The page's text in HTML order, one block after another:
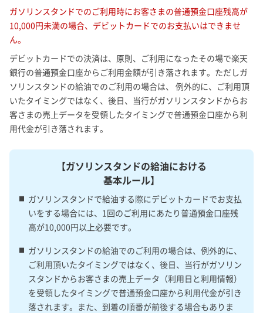
ガソリンスタンドでのご利用時にお客さまの普通預金口座残高が
10,000円未満の場合、デビットカードでのお支払いはできませ
ん。
デビットカードでの決済は、原則、ご利用になったその場で楽天
銀行の普通預金口座からご利用金額が引き落されます。ただしガ
ソリンスタンドの給油でのご利用の場合は、 例外的に、ご利用頂
いたタイミングではなく、後日、当行がガソリンスタンドからお
客さまの売上データを受領したタイミングで普通預金口座から利
用代金が引き落されます。
【ガソリンスタンドの給油における
基本ルール】
ガソリンスタンドで給油する際にデビットカードでお支払
いをする場合には、1回のご利用にあたり普通預金口座残
高が10,000円以上必要です。
ガソリンスタンドの給油でのご利用の場合は、例外的に、
ご利用頂いたタイミングではなく、後日、当行がガソリン
スタンドからお客さまの売上データ（利用日と利用情報）
を受領したタイミングで普通預金口座から利用代金が引き
落されます。また、到着の順番が前後する場合もありま